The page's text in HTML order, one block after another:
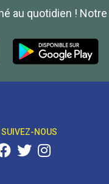
au quotidien !
SUIVEZ-NOUS